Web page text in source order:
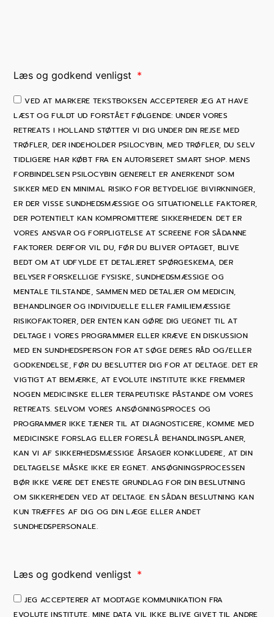
Læs og godkend venligst
VED AT MARKERE TEKSTBOKSEN ACCEPTERER JEG AT HAVE
LÆST OG FULDT UD FORSTÅET FØLGENDE: UNDER VORES
RETREATS I HOLLAND STØTTER VI DIG UNDER DIN REJSE MED
TRØFLER, DER INDEHOLDER PSILOCYBIN, MED TRØFLER, DU SELV
TIDLIGERE HAR KØBT FRA EN AUTORISERET SMART SHOP. MENS
FORBINDELSEN PSILOCYBIN GENERELT ER ANERKENDT SOM
SIKKER MED EN MINIMAL RISIKO FOR BETYDELIGE BIVIRKNINGER,
ER DER VISSE SUNDHEDSMÆSSIGE OG SITUATIONELLE FAKTORER,
DER POTENTIELT KAN KOMPROMITTERE SIKKERHEDEN. DET ER
VORES ANSVAR OG FORPLIGTELSE AT SCREENE FOR SÅDANNE
FAKTORER. DERFOR VIL DU, FØR DU BLIVER OPTAGET, BLIVE
BEDT OM AT UDFYLDE ET DETALJERET SPØRGESKEMA, DER
BELYSER FORSKELLIGE FYSISKE, SUNDHEDSMÆSSIGE OG
MENTALE TILSTANDE, SAMMEN MED DETALJER OM MEDICIN,
BEHANDLINGER OG INDIVIDUELLE ELLER FAMILIEMÆSSIGE
RISIKOFAKTORER, DER ENTEN KAN GØRE DIG UEGNET TIL AT
DELTAGE I VORES PROGRAMMER ELLER KRÆVE EN DISKUSSION
MED EN SUNDHEDSPERSON FOR AT SØGE DERES RÅD OG/ELLER
GODKENDELSE, FØR DU BESLUTTER DIG FOR AT DELTAGE. DET ER
VIGTIGT AT BEMÆRKE, AT EVOLUTE INSTITUTE IKKE FREMMER
NOGEN MEDICINSKE ELLER TERAPEUTISKE PÅSTANDE OM VORES
RETREATS. SELVOM VORES ANSØGNINGSPROCES OG
PROGRAMMER IKKE TJENER TIL AT DIAGNOSTICERE, KOMME MED
MEDICINSKE FORSLAG ELLER FORESLÅ BEHANDLINGSPLANER,
KAN VI AF SIKKERHEDSMÆSSIGE ÅRSAGER KONKLUDERE, AT DIN
DELTAGELSE MÅSKE IKKE ER EGNET. ANSØGNINGSPROCESSEN
BØR IKKE VÆRE DET ENESTE GRUNDLAG FOR DIN BESLUTNING
OM SIKKERHEDEN VED AT DELTAGE. EN SÅDAN BESLUTNING KAN
KUN TRÆFFES AF DIG OG DIN LÆGE ELLER ANDET
SUNDHEDSPERSONALE.
Læs og godkend venligst
JEG ACCEPTERER AT MODTAGE KOMMUNIKATION FRA
EVOLUTE INSTITUTE. MINE DATA VIL IKKE BLIVE GIVET TIL ANDRE